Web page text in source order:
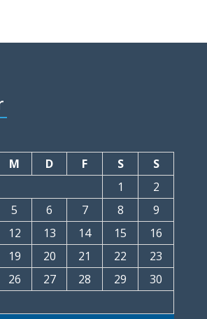
M D F S
S
1
2
5 6 7 8
9
12 13 14 15
16
19 20 21 22
23
26 27 28 29
30